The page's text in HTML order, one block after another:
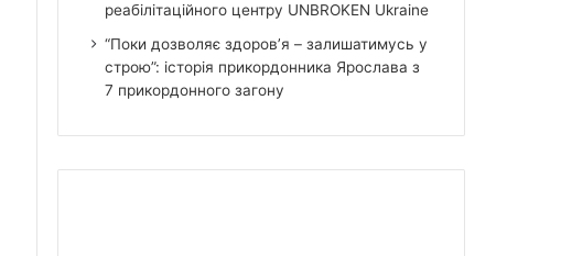
реабілітаційного центру UNBROKEN Ukraine
“Поки дозволяє здоров’я – залишатимусь у
строю”: історія прикордонника Ярослава з
7 прикордонного загону